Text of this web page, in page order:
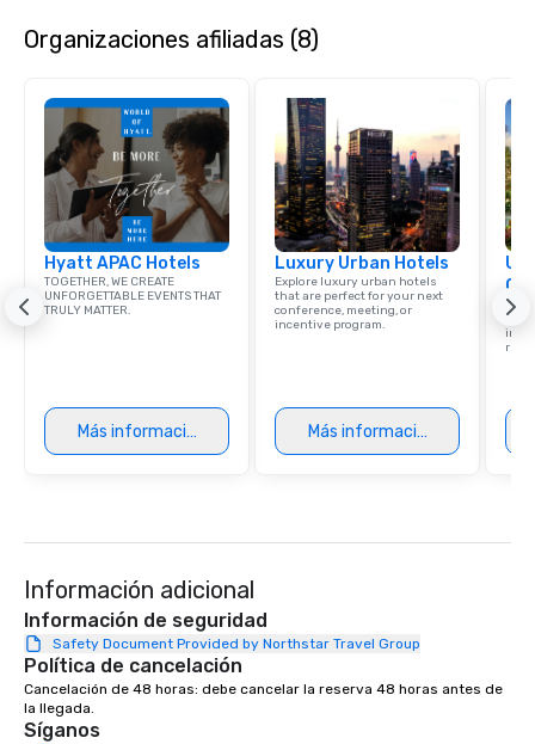
Organizaciones afiliadas (8)
Hyatt APAC Hotels
TOGETHER, WE CREATE
UNFORGETTABLE EVENTS THAT
TRULY MATTER.
Más información
Luxury Urban Hotels
Explore luxury urban hotels
that are perfect for your next
conference, meeting, or
incentive program.
Más información
Find
Información adicional
Información de seguridad
Safety Document Provided by Northstar Travel Group
Política de cancelación
Cancelación de 48 horas: debe cancelar la reserva 48 horas antes de
la llegada.
Síganos